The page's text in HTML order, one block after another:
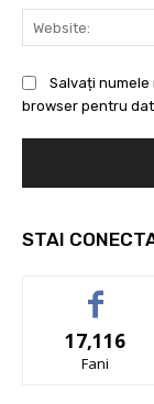
Salvați
browser pentru
STAI
17,116
Fani